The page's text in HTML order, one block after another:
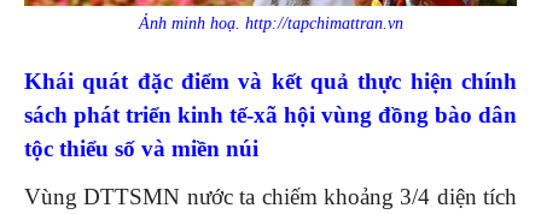
Ảnh minh hoạ. http://tapchimattran.vn
Khái quát đặc điểm và kết quả thực hiện chính
sách phát triển kinh tế-xã hội vùng đồng bào dân
tộc thiểu số và miền núi
Vùng DTTSMN nước ta chiếm khoảng 3/4 diện tích